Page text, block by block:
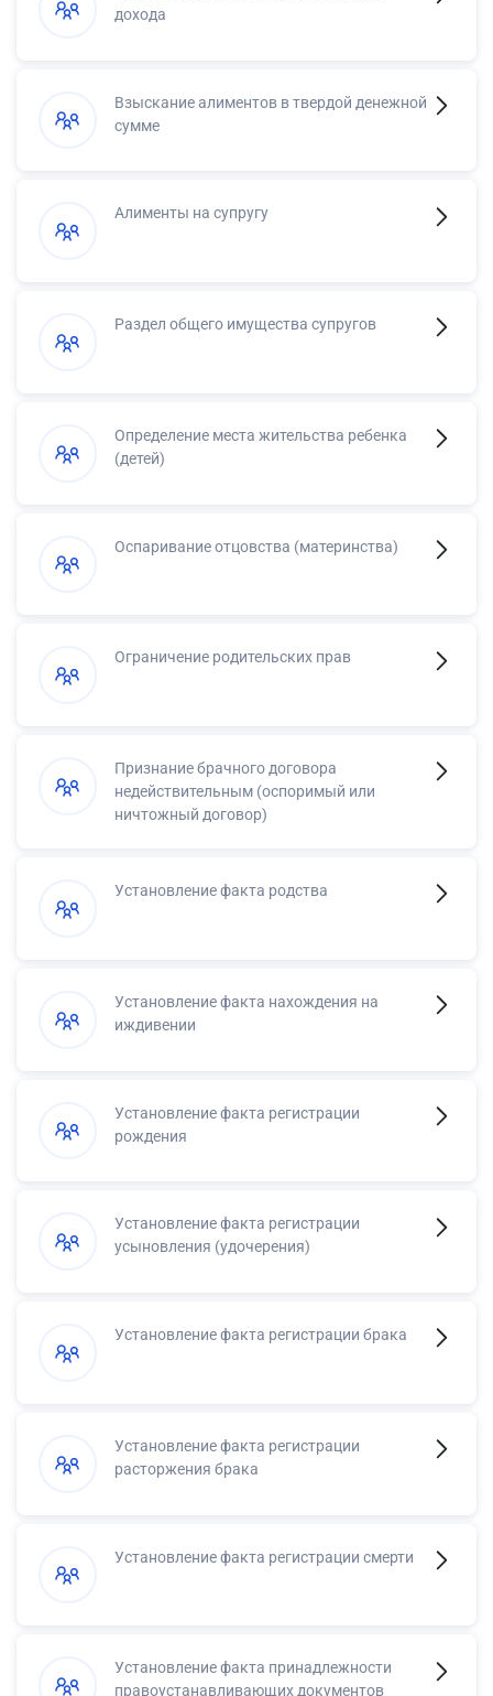
дохода
Взыскание алиментов в твердой денежной
сумме
Алименты на супругу
Раздел общего имущества супругов
Определение места жительства ребенка
(детей)
Оспаривание отцовства (материнства)
Ограничение родительских прав
Признание брачного договора
недействительным (оспоримый или
ничтожный договор)
Установление факта родства
Установление факта нахождения на
иждивении
Установление факта регистрации
рождения
Установление факта регистрации
усыновления (удочерения)
Установление факта регистрации брака
Установление факта регистрации
расторжения брака
Установление факта регистрации смерти
Установление факта принадлежности
правоустанавливающих документов